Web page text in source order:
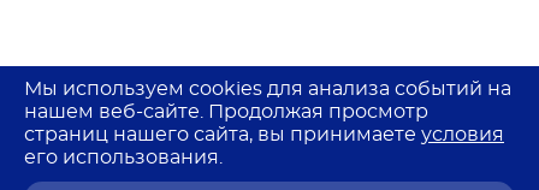
Мы используем cookies для анализа событий на
нашем веб-сайте. Продолжая просмотр
страниц нашего сайта, вы принимаете условия
его использования.